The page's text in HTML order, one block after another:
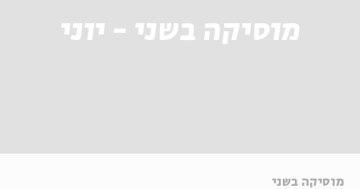
מוסיקה בשני - יוני
מוסיקה בשני